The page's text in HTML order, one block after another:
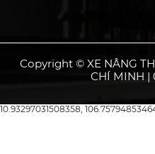
Copyright © XE NÂNG
CHÍ MINH |
10.93297031508358,